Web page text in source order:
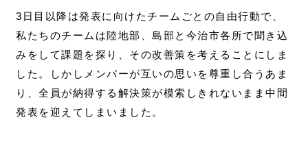
3日目以降は発表に向けたチームごとの自由行動で、
私たちのチームは陸地部、島部と今治市各所で聞き込
みをして課題を探り、その改善策を考えることにしま
した。しかしメンバーが互いの思いを尊重し合うあま
り、全員が納得する解決策が模索しきれないまま中間
発表を迎えてしまいました。